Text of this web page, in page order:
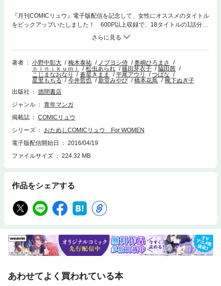
『月刊COMICリュウ』電子版配信を記念して、女性にオススメのタイトル
をピックアップいたしました！ 600P以上収録で、18タイトルの1話分が
無料で読めちゃいます！ 癒し系キャラ、ラブストーリー、アイドル、グ
ルメ、音楽、SF、ファンタジー………様々なジャンルの心にきらめきと癒
しをくれる物語が収録されているので、きっと「あなたのための物語」が
見つかるはず！ 『おためしCOMICリュウ For MEN』も無料で配信中！
収録作品●『きのこいぬ』蒼星きまま ●『推しが武道館いってくれたら死
ぬ』平尾アウリ ●『ライアーバード』脇田 茜 ●『アメとハレの風の
橋本花鳥●『鬼娘恋愛禁止令』松虫あられ●『ソワレ学級』靴下ぬぎ子 ●
『シュガーウォール』ninikumi ●『89番目のおんがく』篠田芽衣子●『ク
ミカのミカク』小野中彰大 ●『頂き！成り上がり飯』奥嶋ひろまさ ●
『おとなりボイスチャット』こじまなおなり●『第七女子会彷徨』つば
な ●『とりきっさ！』ノブヨシ侍●『アリスと蔵六』今井哲也 ●『あせ
びと空世界の冒険者』梅木泰祐 ●『やさしく！ぐーるぐる真紀』星里も
著者 小野中彰大 梅木泰祐 ノブヨシ侍
奥嶋ひろまさ
ｎｉｎｉｋｕｍｉ
松虫あられ 篠田芽衣子
脇田茜
こじまなおなり
蒼星きまま 平尾アウリ
つばな
星里もちる
今井哲也 新堂みやび 橋本花鳥
靴下ぬぎ子
出版社
徳間書店
ジャンル
青年マンガ
掲載誌
COMICリュウ
シリーズ
おためしCOMICリュウ For WOMEN
電子版配信開始日
2016/04/19
ファイルサイズ
224.32 MB
作品をシェアする
あわせてよく買われている本